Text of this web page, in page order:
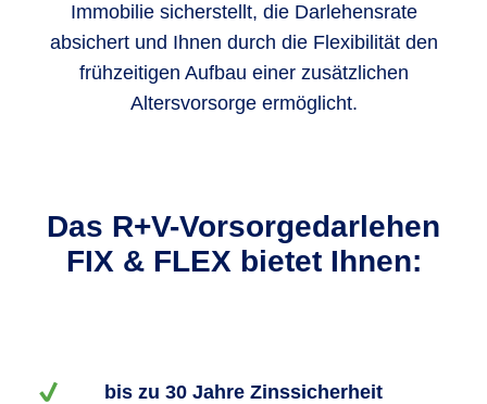
Immobilie sicherstellt, die Darlehensrate
absichert und Ihnen durch die Flexibilität den
frühzeitigen Aufbau einer zusätzlichen
Altersvorsorge ermöglicht.
Das R+V-Vorsorgedarlehen
FIX & FLEX bietet Ihnen:
bis zu 30 Jahre Zinssicherheit